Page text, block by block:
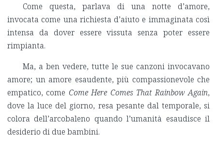
Come questa, parlava di una notte d’amore,
invocata come una richiesta d’aiuto e immaginata così
intensa da dover essere vissuta senza poter essere
rimpianta.
Ma, a ben vedere, tutte le sue canzoni invocavano
amore; un amore esaudente, più compassionevole che
empatico, come ComeHere Comes That Rainbow Again,
dove la luce del giorno, resa pesante dal temporale, si
colora dell’arcobaleno quando l’umanità esaudisce il
desiderio di due bambini.